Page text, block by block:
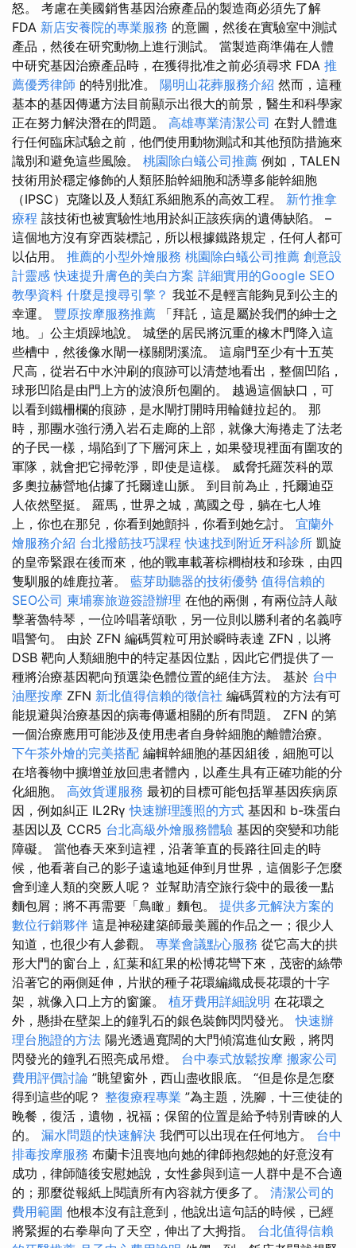
怒。 考慮在美國銷售基因治療產品的製造商必須先了解
FDA 新店安養院的專業服務 的意圖，然後在實驗室中測試
產品，然後在研究動物上進行測試。 當製造商準備在人體
中研究基因治療產品時，在獲得批准之前必須尋求 FDA 推
薦優秀律師 的特別批准。 陽明山花葬服務介紹 然而，這種
基本的基因傳遞方法目前顯示出很大的前景，醫生和科學家
正在努力解決潛在的問題。 高雄專業清潔公司 在對人體進
行任何臨床試驗之前，他們使用動物測試和其他預防措施來
識別和避免這些風險。 桃園除白蟻公司推薦 例如，TALEN
技術用於穩定修飾的人類胚胎幹細胞和誘導多能幹細胞
（IPSC）克隆以及人類紅系細胞系的高效工程。 新竹推拿
療程 該技術也被實驗性地用於糾正該疾病的遺傳缺陷。 –
這個地方沒有穿西裝標記，所以根據鐵路規定，任何人都可
以佔用。 推薦的小型外燴服務 桃園除白蟻公司推薦 創意設
計靈感 快速提升膚色的美白方案 詳細實用的Google SEO
教學資料 什麼是搜尋引擎？ 我並不是輕言能夠見到公主的
幸運。 豐原按摩服務推薦
「拜託，這是屬於我們的紳士之
地。」公主煩躁地說。 城堡的居民將沉重的橡木門降入這
些槽中，然後像水閘一樣關閉溪流。 這扇門至少有十五英
尺高，從岩石中水沖刷的痕跡可以清楚地看出，整個凹陷，
球形凹陷是由門上方的波浪所包圍的。 越過這個缺口，可
以看到鐵柵欄的痕跡，是水閘打開時用輪鏈拉起的。 那
時，那團水強行湧入岩石走廊的上部，就像大海捲走了法老
的子民一樣，塌陷到了下層河床上，如果發現裡面有圍攻的
軍隊，就會把它掃乾淨，即使是這樣。 威脅托羅茨科的眾
多奧拉赫營地佔據了托爾達山脈。 到目前為止，托爾迪亞
人依然堅挺。 羅馬，世界之城，萬國之母，躺在七人堆
上，你也在那兒，你看到她顫抖，你看到她乞討。 宜蘭外
燴服務介紹 台北撥筋技巧課程快速找到附近牙科診所 凱旋
的皇帝緊跟在後而來，他的戰車載著棕櫚樹枝和珍珠，由四
隻馴服的雄鹿拉著。 藍芽助聽器的技術優勢 值得信賴的
SEO公司 柬埔寨旅遊簽證辦理 在他的兩側，有兩位詩人敲
擊著魯特琴，一位吟唱著頌歌，另一位則以勝利者的名義哼
唱警句。 由於 ZFN 編碼質粒可用於瞬時表達 ZFN，以將
DSB 靶向人類細胞中的特定基因位點，因此它們提供了一
種將治療基因靶向預選染色體位置的絕佳方法。 基於 台中
油壓按摩 ZFN 新北值得信賴的徵信社 編碼質粒的方法有可
能規避與治療基因的病毒傳遞相關的所有問題。 ZFN 的第
一個治療應用可能涉及使用患者自身幹細胞的離體治療。
下午茶外燴的完美搭配 編輯幹細胞的基因組後，細胞可以
在培養物中擴增並放回患者體內，以產生具有正確功能的分
化細胞。 高效貨運服務 最初的目標可能包括單基因疾病原
因，例如糾正 IL2Rγ快速辦理護照的方式 基因和 b-珠蛋白
基因以及 CCR5 台北高級外燴服務體驗 基因的突變和功能
障礙。 當他春天來到這裡，沿著筆直的長路往回走的時
候，他看著自己的影子遠遠地延伸到月世界，這個影子怎麼
會到達人類的突厥人呢？ 並幫助清空旅行袋中的最後一點
麵包屑；將不再需要「鳥瞰」麵包。 提供多元解決方案的
數位行銷夥伴 這是神秘建築師最美麗的作品之一；很少人
知道，也很少有人參觀。 專業會議點心服務 從它高大的拱
形大門的窗台上，紅葉和紅果的松博花彎下來，茂密的絲帶
沿著它的兩側延伸，片狀的種子花環編織成長花環的十字
架，就像入口上方的窗簾。 植牙費用詳細說明 在花環之
外，懸掛在壁架上的鐘乳石的銀色裝飾閃閃發光。快速辦
理台胞證的方法 陽光透過寬闊的大門傾瀉進仙女殿，將閃
閃發光的鐘乳石照亮成吊燈。 台中泰式放鬆按摩 搬家公司
費用評價討論 ”眺望窗外，西山盡收眼底。 “但是你是怎麼
得到這些的呢？ 整復療程專業 ”為主題，洗腳，十三使徒的
晚餐，復活，遺物，祝福；保留的位置是給予特別青睞的人
的。 漏水問題的快速解決 我們可以出現在任何地方。 台中
排毒按摩服務 布蘭卡沮喪地向她的律師抱怨她的好意沒有
成功，律師隨後安慰她說，女性參與到這一人群中是不合適
的；那麼從報紙上閱讀所有內容就方便多了。 清潔公司的
費用範圍 他根本沒有註意到，他說出這句話的時候，已經
將緊握的右拳舉向了天空，伸出了大拇指。 台北值得信賴